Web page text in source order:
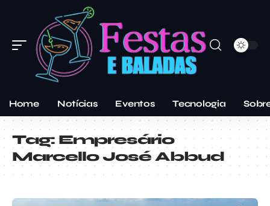
Home Notícias Eventos Tecnologia
Tag:Empresário
Marcello José Abbud